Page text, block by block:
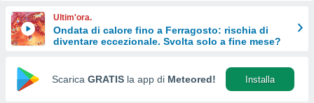
Web
Ultim'ora.
Ondata di calore fino a Ferragosto: rischia di
diventare eccezionale. Svolta solo a fine mese?
Scarica GRATIS la app di Meteored! Installa